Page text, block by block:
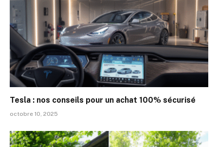
Tesla : nos conseils pour un achat 100% sécurisé
octobre 10, 2025